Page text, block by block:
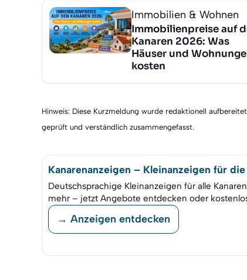
Immobilien & Wohnen
Immobilienpreise auf
Kanaren 2026: Was
Häuser und
kosten
Hinweis: Diese Kurzmeldung wurde redaktionell
geprüft und verständlich zusammengefasst.
Kanarenanzeigen – Kleinanzeigen für die
Deutschsprachige Kleinanzeigen für alle
mehr – jetzt Angebote entdecken oder
→ Anzeigen entdecken